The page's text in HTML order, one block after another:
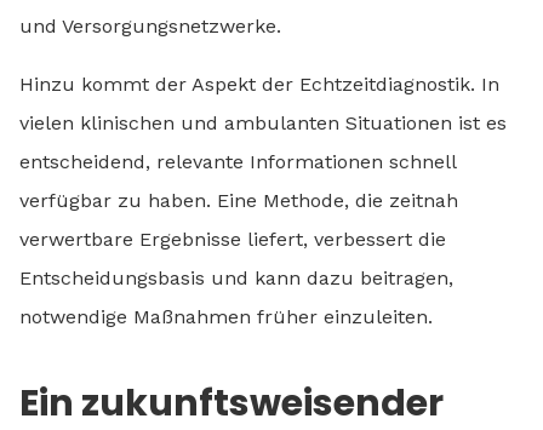
und Versorgungsnetzwerke.
Hinzu kommt der Aspekt der Echtzeitdiagnostik. In
vielen klinischen und ambulanten Situationen ist es
entscheidend, relevante Informationen schnell
verfügbar zu haben. Eine Methode, die zeitnah
verwertbare Ergebnisse liefert, verbessert die
Entscheidungsbasis und kann dazu beitragen,
notwendige Maßnahmen früher einzuleiten.
Ein zukunftsweisender